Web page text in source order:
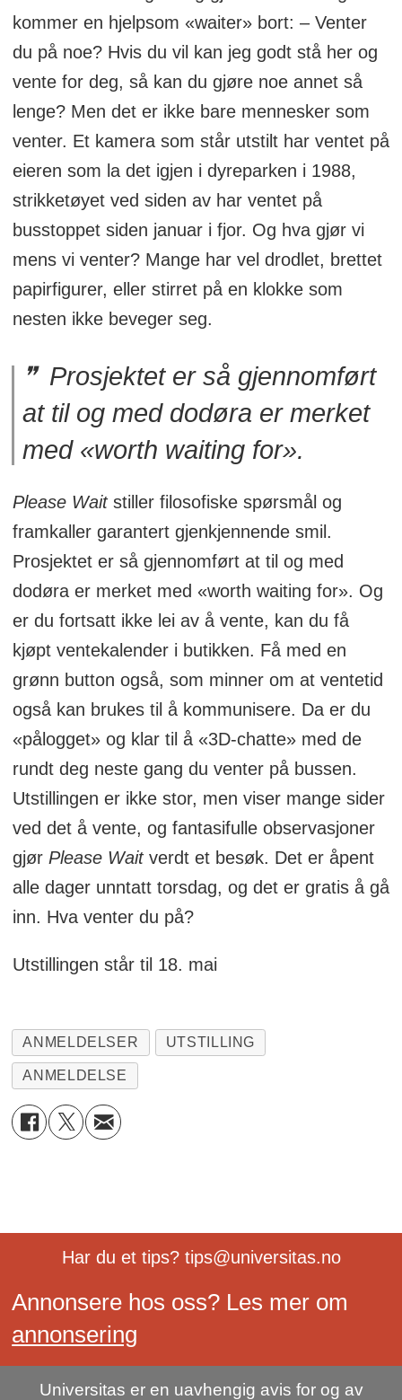
kommer en hjelpsom «waiter» bort: – Venter
du på noe? Hvis du vil kan jeg godt stå her og
vente for deg, så kan du gjøre noe annet så
lenge? Men det er ikke bare mennesker som
venter. Et kamera som står utstilt har ventet på
eieren som la det igjen i dyreparken i 1988,
strikketøyet ved siden av har ventet på
busstoppet siden januar i fjor. Og hva gjør vi
mens vi venter? Mange har vel drodlet, brettet
papirfigurer, eller stirret på en klokke som
nesten ikke beveger seg.
Prosjektet er så gjennomført
at til og med dodøra er merket
med «worth waiting for».
Please Waitstiller filosofiske spørsmål og
framkaller garantert gjenkjennende smil.
Prosjektet er så gjennomført at til og med
dodøra er merket med «worth waiting for». Og
er du fortsatt ikke lei av å vente, kan du få
kjøpt ventekalender i butikken. Få med en
grønn button også, som minner om at ventetid
også kan brukes til å kommunisere. Da er du
«pålogget» og klar til å «3D-chatte» med de
rundt deg neste gang du venter på bussen.
Utstillingen er ikke stor, men viser mange sider
ved det å vente, og fantasifulle observasjoner
gjør Please Waitverdt et besøk. Det er åpent
alle dager unntatt torsdag, og det er gratis å gå
inn. Hva venter du på?
Utstillingen står til 18. mai
ANMELDELSER UTSTILLING
ANMELDELSE
Har du et tips? tips@universitas.no
Annonsere hos oss? Les mer om
annonsering
Universitas er en uavhengig avis for og av